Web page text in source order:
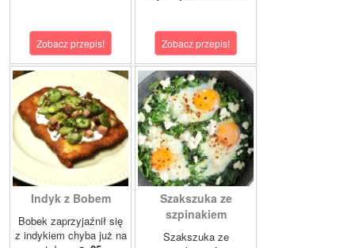
Zobacz przepis! Zobacz przepis!
Indyk z Bobem
Bobek zaprzyjaźnił się
z indykiem chyba już na
Szakszuka ze
szpinakiem
Szakszuka ze